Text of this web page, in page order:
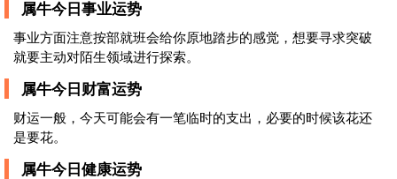
属牛今日事业运势
事业方面注意按部就班会给你原地踏步的感觉，想要寻求突破
就要主动对陌生领域进行探索。
属牛今日财富运势
财运一般，今天可能会有一笔临时的支出，必要的时候该花还
是要花。
属牛今日健康运势